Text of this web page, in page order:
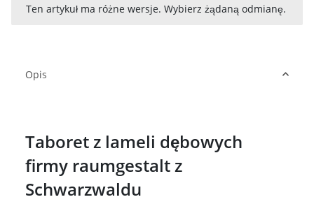
x
Ten artykuł ma różne wersje. Wybierz żądaną odmianę.
Opis
Taboret z lameli dębowych
firmy raumgestalt z
Schwarzwaldu